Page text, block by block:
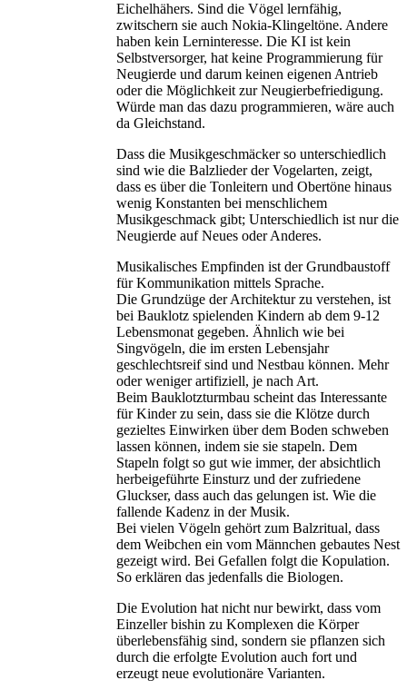
Eichelhähers. Sind die Vögel lernfähig,
zwitschern sie auch Nokia-Klingeltöne. Andere
haben kein Lerninteresse. Die KI ist kein
Selbstversorger, hat keine Programmierung für
Neugierde und darum keinen eigenen Antrieb
oder die Möglichkeit zur Neugierbefriedigung.
Würde man das dazu programmieren, wäre auch
da Gleichstand.
Dass die Musikgeschmäcker so unterschiedlich
sind wie die Balzlieder der Vogelarten, zeigt,
dass es über die Tonleitern und Obertöne hinaus
wenig Konstanten bei menschlichem
Musikgeschmack gibt; Unterschiedlich ist nur die
Neugierde auf Neues oder Anderes.
Musikalisches Empfinden ist der Grundbaustoff
für Kommunikation mittels Sprache.
Die Grundzüge der Architektur zu verstehen, ist
bei Bauklotz spielenden Kindern ab dem 9-12
Lebensmonat gegeben. Ähnlich wie bei
Singvögeln, die im ersten Lebensjahr
geschlechtsreif sind und Nestbau können. Mehr
oder weniger artifiziell, je nach Art.
Beim Bauklotzturmbau scheint das Interessante
für Kinder zu sein, dass sie die Klötze durch
gezieltes Einwirken über dem Boden schweben
lassen können, indem sie sie stapeln. Dem
Stapeln folgt so gut wie immer, der absichtlich
herbeigeführte Einsturz und der zufriedene
Gluckser, dass auch das gelungen ist. Wie die
fallende Kadenz in der Musik.
Bei vielen Vögeln gehört zum Balzritual, dass
dem Weibchen ein vom Männchen gebautes Nest
gezeigt wird. Bei Gefallen folgt die Kopulation.
So erklären das jedenfalls die Biologen.
Die Evolution hat nicht nur bewirkt, dass vom
Einzeller bishin zu Komplexen die Körper
überlebensfähig sind, sondern sie pflanzen sich
durch die erfolgte Evolution auch fort und
erzeugt neue evolutionäre Varianten.